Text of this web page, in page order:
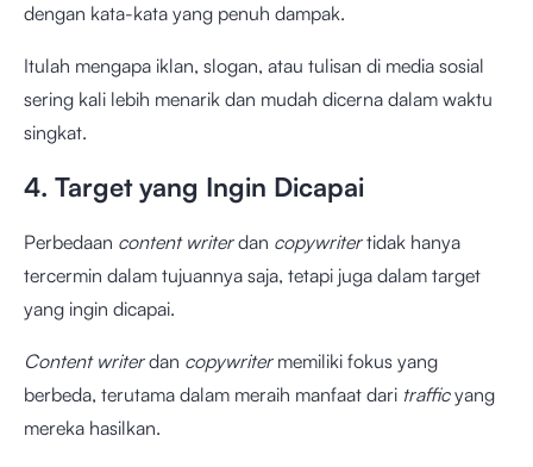
dengan kata-kata yang penuh dampak.
Itulah mengapa iklan, slogan, atau tulisan di media sosial
sering kali lebih menarik dan mudah dicerna dalam waktu
singkat.
4. Target yang Ingin Dicapai
Perbedaan content writerdan copywritertidak hanya
tercermin dalam tujuannya saja, tetapi juga dalam target
yang ingin dicapai.
Content writerdan copywriter memiliki fokus yang
berbeda, terutama dalam meraih manfaat dari trafficyang
mereka hasilkan.